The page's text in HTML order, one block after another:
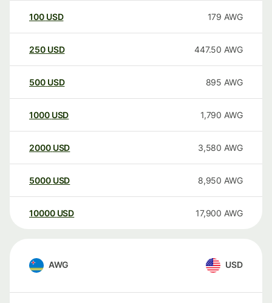
100 USD 179 AWG
250 USD 447.50 AWG
500 USD 895 AWG
1000 USD 1,790 AWG
2000 USD 3,580 AWG
5000 USD 8,950 AWG
10000 USD 17,900 AWG
AWG USD